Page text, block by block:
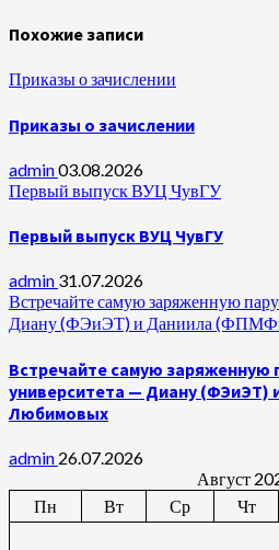
Похожие записи
Приказы о зачислении
Приказы о зачислении
admin03.08.2026
Первый выпуск ВУЦ ЧувГУ
Первый выпуск ВУЦ ЧувГУ
admin 31.07.2026
Встречайте самую заряженную
Диану (ФЭиЭТ) и Даниила
Встречайте самую заряженную
университета — Диану
Любимовых
admin 26.07.2026
Август
Пн
Вт Ср Чт